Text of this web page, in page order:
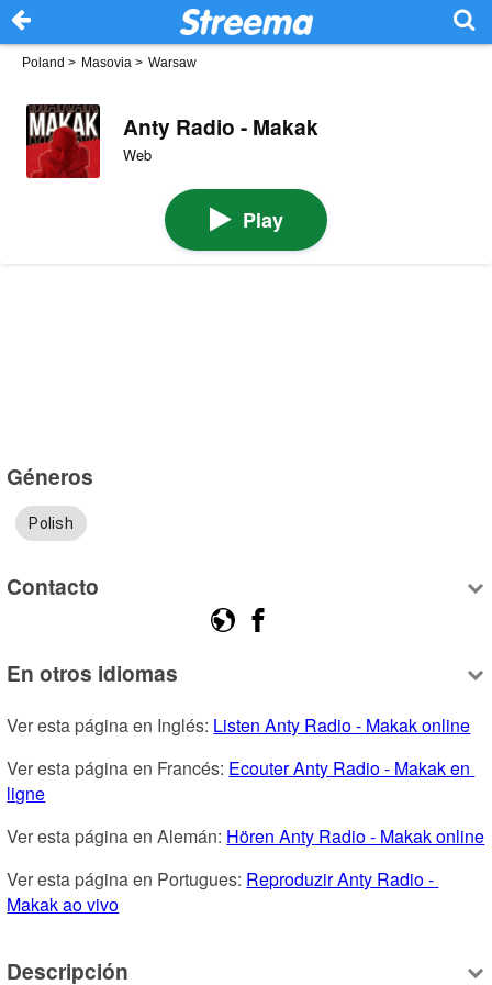
Poland > Masovia > Warsaw
Anty Radio - Makak
Web
Play
Géneros
Polish
Contacto
En otros idiomas
Ver esta página en Inglés: Listen Anty Radio - Makak online
Ver esta página en Francés: Ecouter Anty Radio - Makak en
ligne
Ver esta página en Alemán: Hören Anty Radio - Makak online
Ver esta página en Portugues: Reproduzir Anty Radio -
Makak ao vivo
Descripción